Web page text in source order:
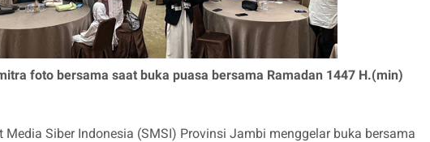
foto bersama saat buka puasa bersama Ramadan 1447 H.(min)
Media Siber Indonesia (SMSI) Provinsi Jambi menggelar buka bersama